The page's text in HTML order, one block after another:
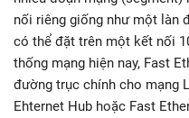
nối riêng giống như một làn
có thể đặt trên một kết nối
thống mạng hiện nay, Fast
đường trục chính cho mạng
Ehternet Hub hoặc Fast